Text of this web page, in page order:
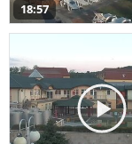
18:57